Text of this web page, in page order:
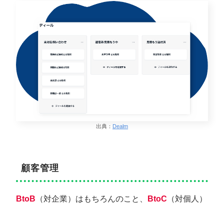
出典： Dealm
顧客管理
BtoB （対企業）はもちろんのこと、 BtoC （対個人）